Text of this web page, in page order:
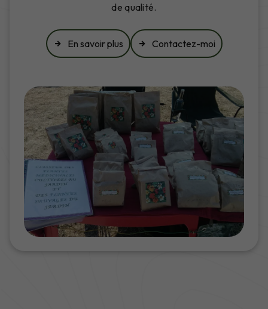
de qualité.
En savoir plus Contactez-moi